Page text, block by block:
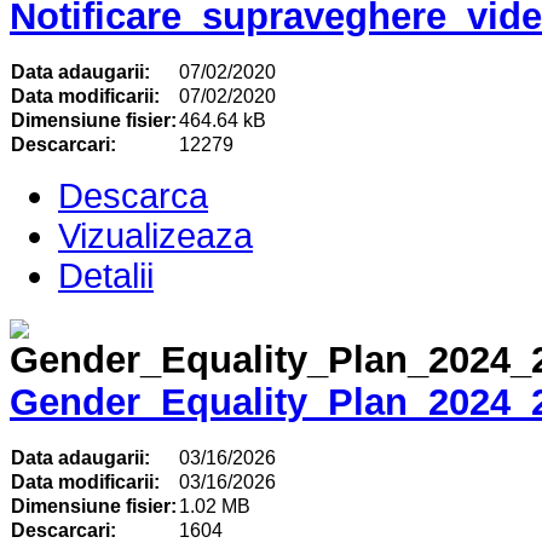
Data adaugarii:
07/02/2020
Data modificarii:
07/02/2020
Dimensiune fisier:464.64 kB
Descarcari:
12279
Descarca
Vizualizeaza
Detalii
Data adaugarii:
03/16/2026
Data modificarii:
03/16/2026
Dimensiune fisier: 1.02 MB
Descarcari:
1604